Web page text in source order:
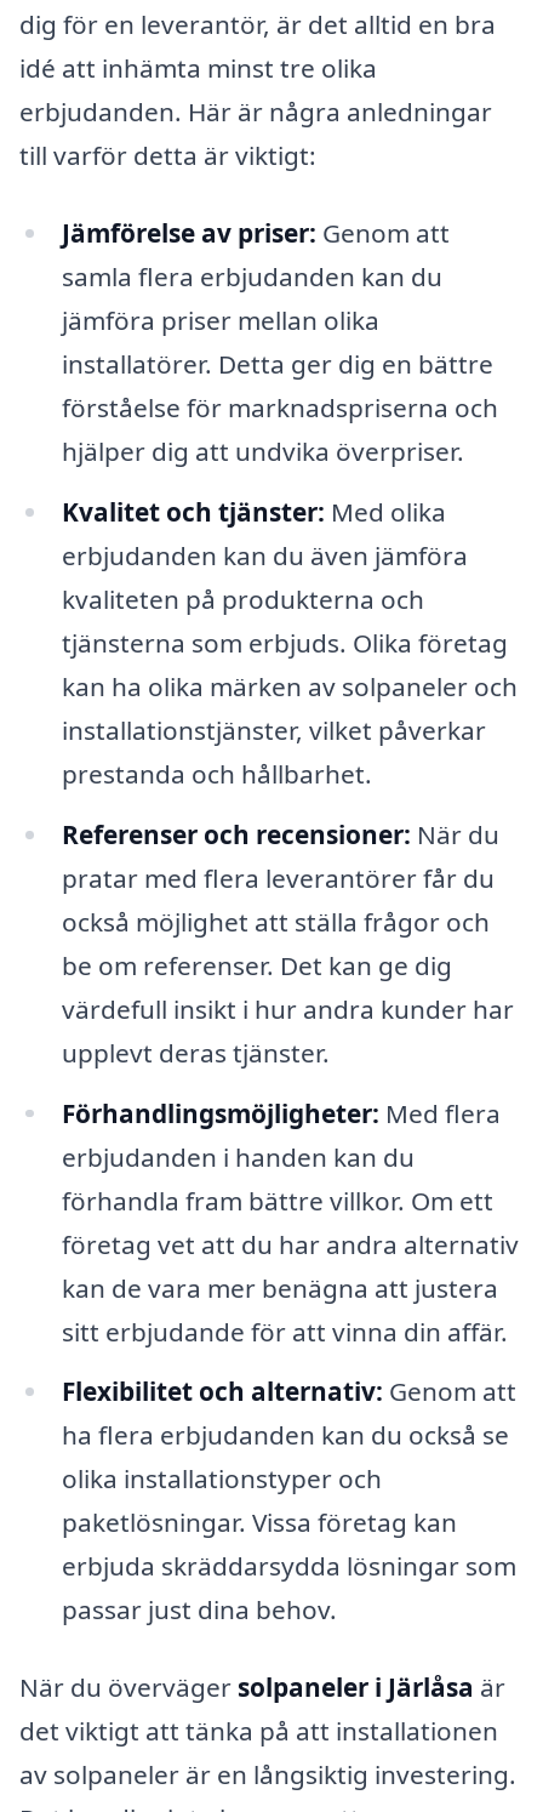
dig för en leverantör, är det alltid en bra
idé att inhämta minst tre olika
erbjudanden. Här är några anledningar
till varför detta är viktigt:
Jämförelse av priser: Genom att
samla flera erbjudanden kan du
jämföra priser mellan olika
installatörer. Detta ger dig en bättre
förståelse för marknadspriserna och
hjälper dig att undvika överpriser.
Kvalitet och tjänster: Med olika
erbjudanden kan du även jämföra
kvaliteten på produkterna och
tjänsterna som erbjuds. Olika företag
kan ha olika märken av solpaneler och
installationstjänster, vilket påverkar
prestanda och hållbarhet.
Referenser och recensioner: När du
pratar med flera leverantörer får du
också möjlighet att ställa frågor och
be om referenser. Det kan ge dig
värdefull insikt i hur andra kunder har
upplevt deras tjänster.
Förhandlingsmöjligheter: Med flera
erbjudanden i handen kan du
förhandla fram bättre villkor. Om ett
företag vet att du har andra alternativ
kan de vara mer benägna att justera
sitt erbjudande för att vinna din affär.
Flexibilitet och alternativ: Genom att
ha flera erbjudanden kan du också se
olika installationstyper och
paketlösningar. Vissa företag kan
erbjuda skräddarsydda lösningar som
passar just dina behov.
När du överväger solpaneler i Järlåsa är
det viktigt att tänka på att installationen
av solpaneler är en långsiktig investering.